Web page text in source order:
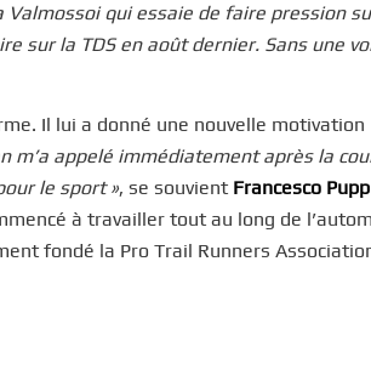
qui essaie de faire pression
sur la TDS en août dernier. Sans une
Il lui a donné une nouvelle motivation
m’a appelé immédiatement après la
le sport », se souvient Francesco
à travailler tout au long de
fondé la Pro Trail Runners